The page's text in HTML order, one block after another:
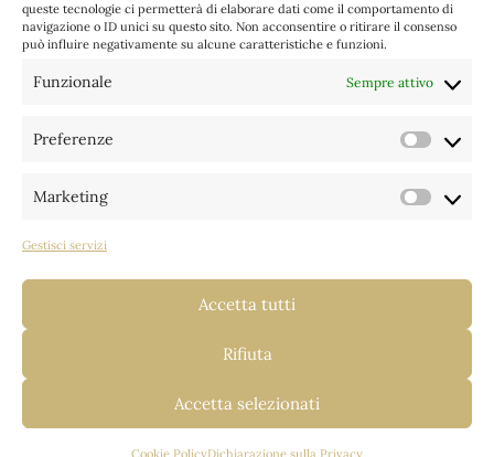
queste tecnologie ci permetterà di elaborare dati come il comportamento di
navigazione o ID unici su questo sito. Non acconsentire o ritirare il consenso
può influire negativamente su alcune caratteristiche e funzioni.
Funzionale Sempre attivo
Preferenze
Marketing
Gestisci servizi
Accetta tutti
Rifiuta
Accetta selezionati
Cookie PolicyDichiarazione sulla Privacy
Gita a Maria Luggau
19 Maggio 2026
4 Aprile 2026
Categorie
© 2026 Comunità Cristiane di Zoldo e Zoppè di Cadore •Cookie